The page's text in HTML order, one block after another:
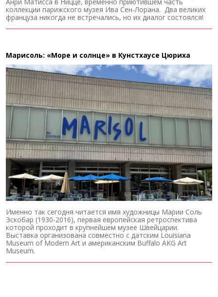
коллекции парижского музея Ива Сен-Лорана. Два великих
француза никогда не встречались, но их диалог состоялся!
Марисоль: «Море и солнце» в Кунстхаусе Цюриха
Именно так сегодня читается имя художницы Марии Соль
Эскобар (1930-2016), первая европейская ретроспектива
которой проходит в крупнейшем музее Швейцарии.
Выставка организована совместно с датским Louisiana
Museum of Modern Art и американским Buffalo AKG Art
Museum.